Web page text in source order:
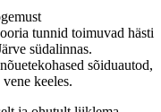
tunnid toimuvad hästi
südalinnas.
sõiduautod,
keeles.